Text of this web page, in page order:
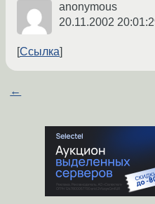
anonymous
20.11.2002
Ссылка
←